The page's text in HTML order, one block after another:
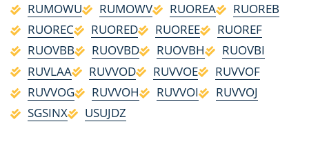
RUMOWU
RUMOWV RUOREA
RUOREB
RUOREC
RUORED RUOREE
RUOREF
RUOVBB
RUOVBD RUOVBH
RUOVBI
RUVLAA
RUVVOD RUVVOE
RUVVOF
RUVVOG
RUVVOH RUVVOI
RUVVOJ
SGSINX
USUJDZ